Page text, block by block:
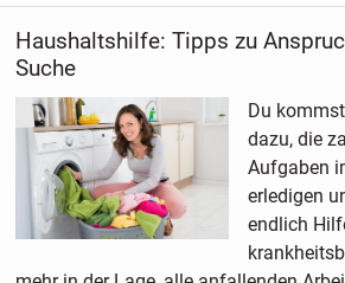
Haushaltshilfe: Tipps zu
Suche
Du
dazu, die
Aufgaben
erledigen
endlich